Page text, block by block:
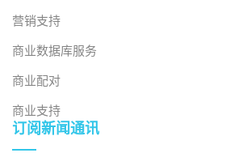
营销支持
商业数据库服务
商业配对
商业支持
订阅新闻通讯